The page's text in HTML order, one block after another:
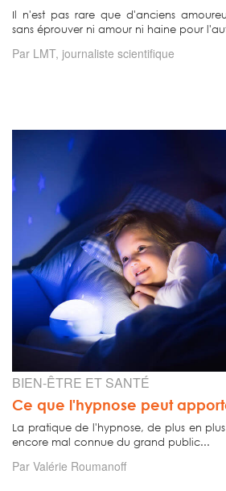
Il n'est pas rare que d'anciens
sans éprouver ni amour ni haine pour
Par LMT, journaliste scientifique
BIEN-ÊTRE ET SANTÉ
Ce que l'hypnose peut
La pratique de l'hypnose, de plus en
encore mal connue du grand public...
Par Valérie Roumanoff